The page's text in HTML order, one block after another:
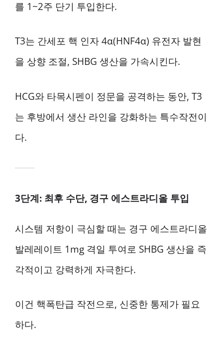
를 1~2주 단기 투입한다.
T3는 간세포 핵 인자 4α(HNF4α) 유전자 발현
을 상향 조절, SHBG 생산을 가속시킨다.
HCG와 타목시펜이 정문을 공격하는 동안, T3
는 후방에서 생산 라인을 강화하는 특수작전이
다.
3단계: 최후 수단, 경구 에스트라디올 투입
시스템 저항이 극심할 때는 경구 에스트라디올
발레레이트 1mg 격일 투여로 SHBG 생산을 즉
각적이고 강력하게 자극한다.
이건 핵폭탄급 작전으로, 신중한 통제가 필요
하다.